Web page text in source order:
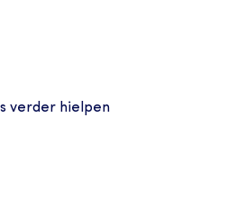
verder hielpen